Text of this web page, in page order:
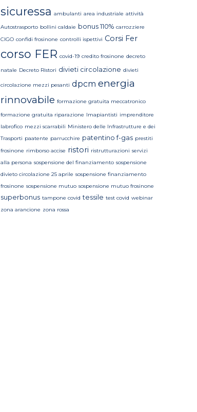
sicuressa ambulanti area industriale attività
Autostrasporto bollini caldaie bonus 110% carrozziere
CIGO confidi frosinone controlli ispettivi Corsi Fer
corso FER covid-19 credito frosinone decreto
natale Decreto Ristori divieti circolazione divieti
circolazione mezzi pesanti dpcm energia
rinnovabile formazione gratuita meccatronico
formazione gratuita riparazione Imapiantisti imprenditore
labrofico mezzi scarrabili Ministero delle Infrastrutture e dei
Trasporti paatente parrucchire patentino f-gas prestiti
frosinone rimborso accise ristori ristrutturazioni servizi
alla persona sospensione del finanziamento sospensione
divieto circolazione 25 aprile sospensione finanziamento
frosinone sospensione mutuo sospensione mutuo frosinone
superbonus tampone covid tessile test covid webinar
zona arancione zona rossa